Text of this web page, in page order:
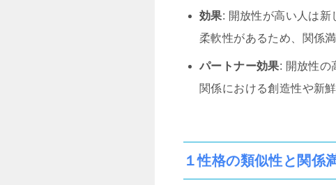
効果: 開放性が高い人は新
柔軟性があるため、関係
パートナー効果: 開放性の
関係における創造性や新
１性格の類似性と関係